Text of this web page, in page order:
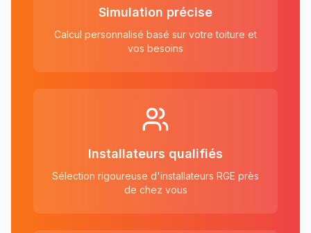
Simulation précise
Calcul personnalisé basé sur votre toiture et
vos besoins
Installateurs qualifiés
Sélection rigoureuse d'installateurs RGE près
de chez vous